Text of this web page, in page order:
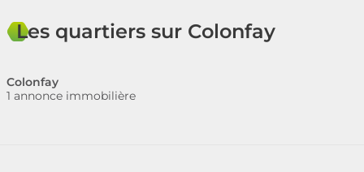
Les quartiers sur Colonfay
Colonfay
1 annonce immobilière